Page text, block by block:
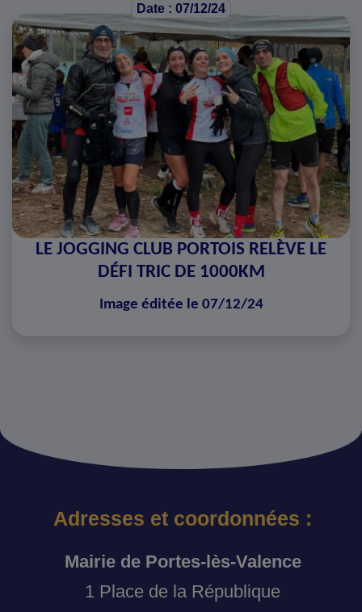
Date : 07/12/24
LE JOGGING CLUB PORTOIS RELÈVE LE
DÉFI TRIC DE 1000KM
Image éditée le 07/12/24
Adresses et coordonnées :
Mairie de Portes-lès-Valence
1 Place de la République